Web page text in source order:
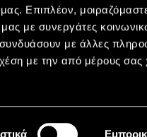
Επιπλέον,
με συνεργάτες
με άλλες
με την από μέρους